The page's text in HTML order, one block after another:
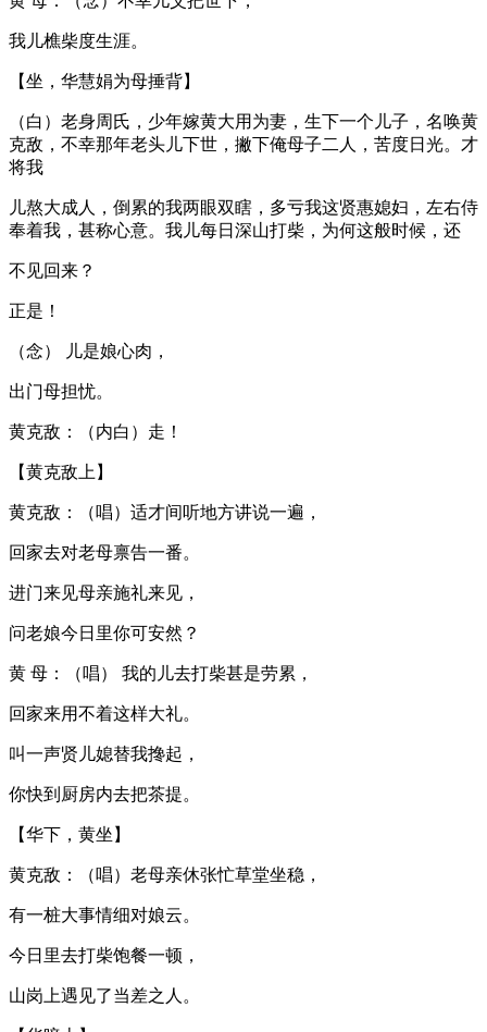
我儿樵柴度生涯。
【坐，华慧娟为母捶背】
（白）老身周氏，少年嫁黄大用为妻，生下一个儿子，名唤黄
克敌，不幸那年老头儿下世，撇下俺母子二人，苦度日光。才
将我
儿熬大成人，倒累的我两眼双瞎，多亏我这贤惠媳妇，左右侍
奉着我，甚称心意。我儿每日深山打柴，为何这般时候，还
不见回来？
正是！
（念） 儿是娘心肉，
出门母担忧。
黄克敌：（内白）走！
【黄克敌上】
黄克敌：（唱）适才间听地方讲说一遍，
回家去对老母禀告一番。
进门来见母亲施礼来见，
问老娘今日里你可安然？
黄 母：（唱） 我的儿去打柴甚是劳累，
回家来用不着这样大礼。
叫一声贤儿媳替我搀起，
你快到厨房内去把茶提。
【华下，黄坐】
黄克敌：（唱）老母亲休张忙草堂坐稳，
有一桩大事情细对娘云。
今日里去打柴饱餐一顿，
山岗上遇见了当差之人。